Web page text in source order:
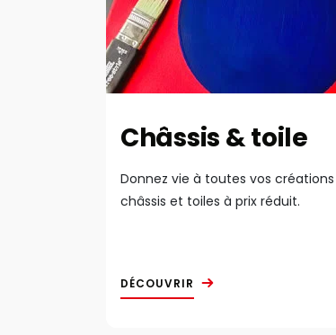
Châssis & toile
Donnez vie à toutes vos
châssis et toiles à prix réduit.
DÉCOUVRIR